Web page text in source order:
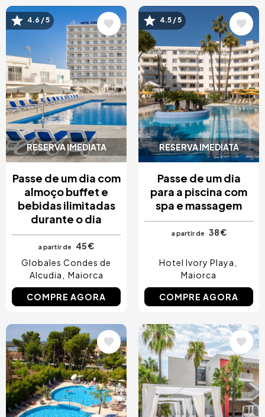
RESERVA IMEDIATA
Imagem
4.6 / 5
Passe de um dia com
almoço buffet e
bebidas ilimitadas
durante o dia
a partir de
45 €
Globales Condes de
Alcudia
Maiorca
COMPRE AGORA
RESERVA IMEDIATA
Imagem
4.5 / 5
Passe de um dia
para a piscina com
spa e massagem
a partir de 38 €
Hotel Ivory Playa
Maiorca
COMPRE AGORA
Imagem Imagem